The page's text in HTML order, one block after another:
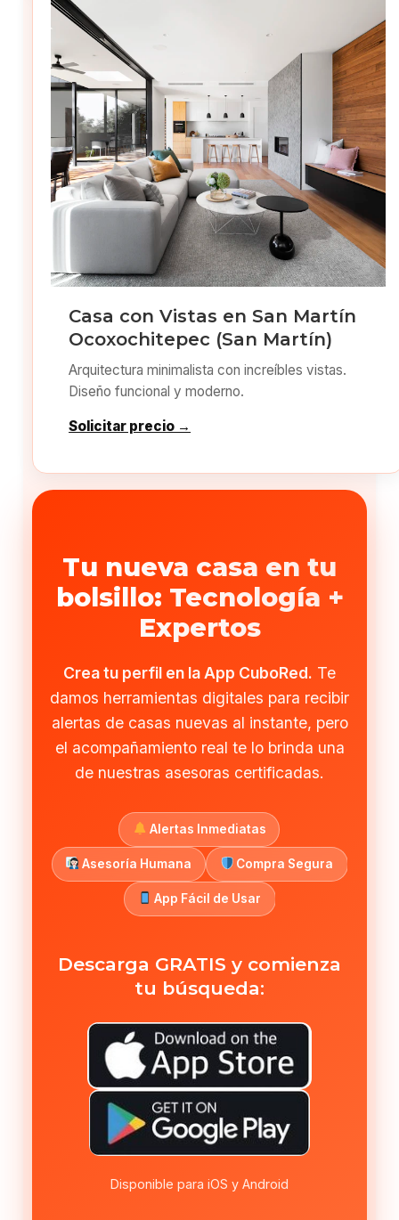
Casa con Vistas en San Martín
Ocoxochitepec (San Martín)
Arquitectura minimalista con increíbles vistas.
Diseño funcional y moderno.
Solicitar precio →
Tu nueva casa en tu
bolsillo: Tecnología +
Expertos
Crea tu perfil en la App CuboRed. Te
damos herramientas digitales para recibir
alertas de casas nuevas al instante, pero
el acompañamiento real te lo brinda una
de nuestras asesoras certificadas.
Alertas Inmediatas
Asesoría Humana Compra Segura
App Fácil de Usar
Descarga GRATIS y comienza
tu búsqueda:
Disponible para iOS y Android